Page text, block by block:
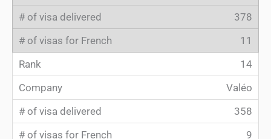
378
11
14
Valéo
358
9